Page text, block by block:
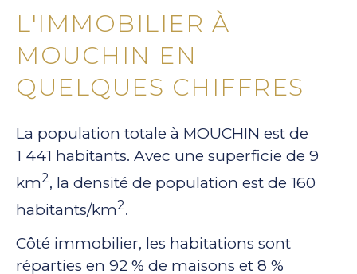
L'IMMOBILIER À
MOUCHIN EN
QUELQUES CHIFFRES
La population totale à MOUCHIN est de
1 441 habitants. Avec une superficie de 9
km2, la densité de population est de 160
habitants/km2.
Côté immobilier, les habitations sont
réparties en 92 % de maisons et 8 %